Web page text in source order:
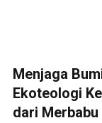
Menjaga
Ekoteologi
dari Merbabu